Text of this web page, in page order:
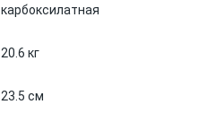
карбоксилатная
20.6 кг
23.5 см